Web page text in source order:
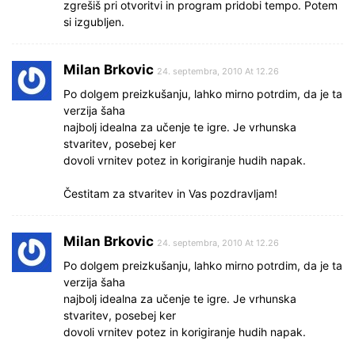
zgrešiš pri otvoritvi in program pridobi tempo. Potem
si izgubljen.
Milan Brkovic 24. septembra, 2010 At 12.26
Po dolgem preizkušanju, lahko mirno potrdim, da je ta
verzija šaha
najbolj idealna za učenje te igre. Je vrhunska
stvaritev, posebej ker
dovoli vrnitev potez in korigiranje hudih napak.
Čestitam za stvaritev in Vas pozdravljam!
Milan Brkovic 24. septembra, 2010 At 12.26
Po dolgem preizkušanju, lahko mirno potrdim, da je ta
verzija šaha
najbolj idealna za učenje te igre. Je vrhunska
stvaritev, posebej ker
dovoli vrnitev potez in korigiranje hudih napak.